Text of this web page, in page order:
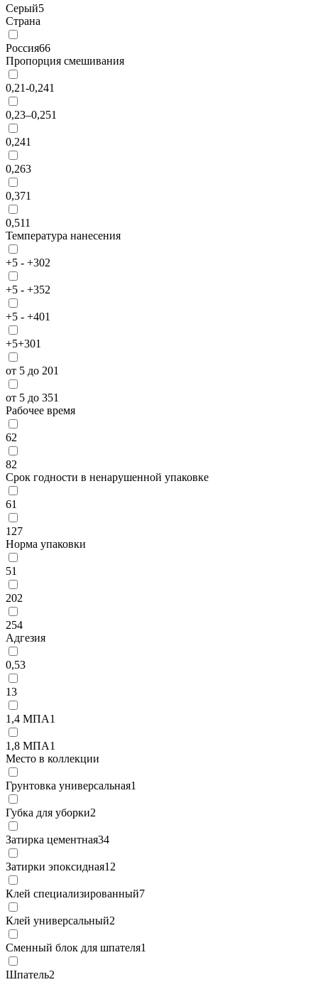
Серый5
Страна
Россия66
Пропорция смешивания
0,21-0,241
0,23–0,251
0,241
0,263
0,371
0,511
Температура нанесения
+5 - +302
+5 - +352
+5 - +401
+5+301
от 5 до 201
от 5 до 351
Рабочее время
62
82
Срок годности в ненарушенной упаковке
61
127
Норма упаковки
51
202
254
Адгезия
0,53
13
1,4 МПА1
1,8 МПА1
Место в коллекции
Грунтовка универсальная1
Губка для уборки2
Затирка цементная34
Затирки эпоксидная12
Клей специализированный7
Клей универсальный2
Сменный блок для шпателя1
Шпатель2